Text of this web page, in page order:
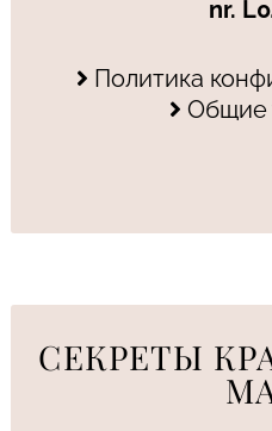
nr.
Политика
Общие
СЕКРЕТЫ